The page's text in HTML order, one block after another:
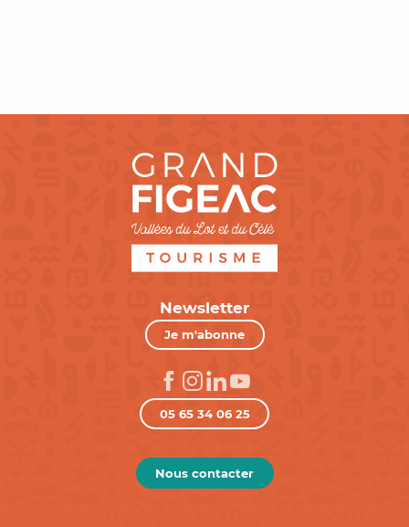
Newsletter
Je m'abonne
05 65 34 06 25
Nous contacter